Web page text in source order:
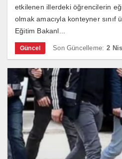
etkilenen illerdeki öğrencilerin
olmak amacıyla konteyner
Eğitim Bakanl...
Güncel Son Güncelleme: 2